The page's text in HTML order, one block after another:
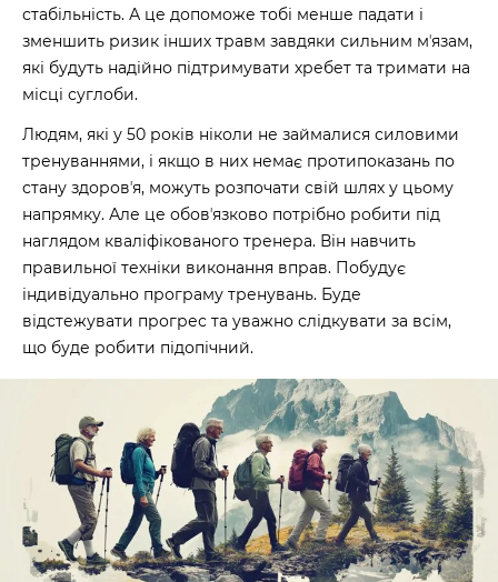
стабільність. А це допоможе тобі менше падати і
зменшить ризик інших травм завдяки сильним мʼязам,
які будуть надійно підтримувати хребет та тримати на
місці суглоби.
Людям, які у 50 років ніколи не займалися силовими
тренуваннями, і якщо в них немає протипоказань по
стану здоровʼя, можуть розпочати свій шлях у цьому
напрямку. Але це обовʼязково потрібно робити під
наглядом кваліфікованого тренера. Він навчить
правильної техніки виконання вправ. Побудує
індивідуально програму тренувань. Буде
відстежувати прогрес та уважно слідкувати за всім,
що буде робити підопічний.
60 секунд пам’яті
О 9:00 ми зупиняємось
00 59